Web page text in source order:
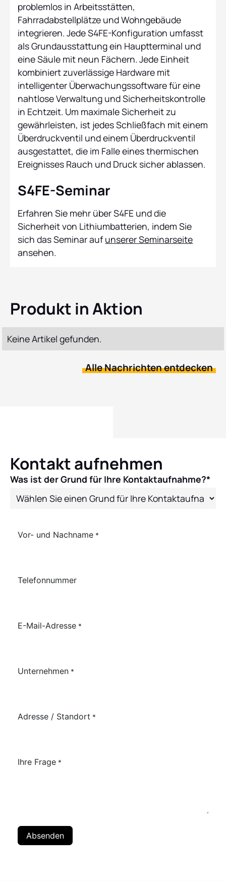
problemlos in Arbeitsstätten,
Fahrradabstellplätze und Wohngebäude
integrieren. Jede S4FE-Konfiguration umfasst
als Grundausstattung ein Hauptterminal und
eine Säule mit neun Fächern. Jede Einheit
kombiniert zuverlässige Hardware mit
intelligenter Überwachungssoftware für eine
nahtlose Verwaltung und Sicherheitskontrolle
in Echtzeit. Um maximale Sicherheit zu
gewährleisten, ist jedes Schließfach mit einem
Überdruckventil und einem Überdruckventil
ausgestattet, die im Falle eines thermischen
Ereignisses Rauch und Druck sicher ablassen.
S4FE-Seminar
Erfahren Sie mehr über S4FE und die
Sicherheit von Lithiumbatterien, indem Sie
sich das Seminar auf unserer Seminarseite
ansehen.
Produkt in Aktion
Keine Artikel gefunden.
Alle Nachrichten entdecken
Kontakt aufnehmen
Was ist der Grund für Ihre Kontaktaufnahme?*